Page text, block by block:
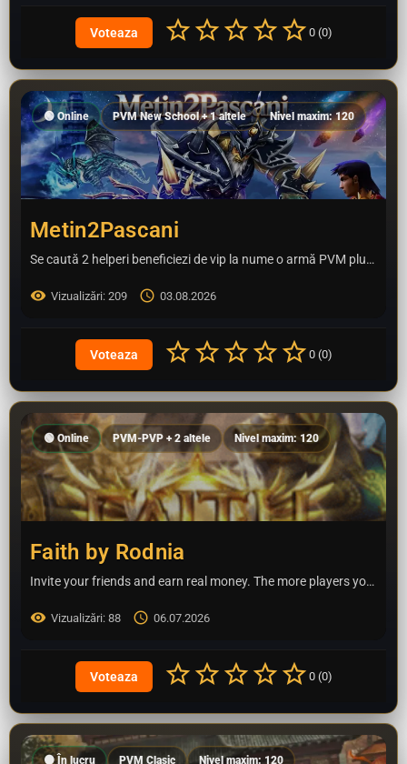
0 (0)
Metin2Pascani
Se caută 2 helperi beneficiezi de vip la nume o armă PVM plus multe alte evenimente speciale
Vizualizări: 209 03.08.2026
🟢 Online PVM New School + 1 altele Nivel maxim: 120
0 (0)
Faith by Rodnia
Invite your friends and earn real money. The more players you bring in, the more you earn. Top promoters get…
Vizualizări: 88 06.07.2026
🟢 Online PVM-PVP + 2 altele Nivel maxim: 120
0 (0)
🟠 În lucru PVM Clasic Nivel maxim: 120